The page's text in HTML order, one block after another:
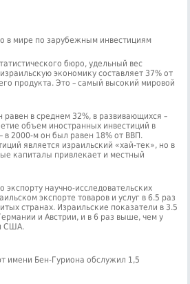
в мире по зарубежным инвестициям
бюро, удельный вес
экономику составляет 37% от
продукта. Это – самый высокий мировой
равен в среднем 32%, в развивающихся –
объем иностранных инвестиций в
в 2000-м он был равен 18% от ВВП.
является израильский «хай-тек», но в
капиталы привлекает и местный
экспорту научно-исследовательских
экспорте товаров и услуг в 6.5 раз
странах. Израильские показатели в 3.5
и Австрии, и в 6 раз выше, чем у
США.
имени Бен-Гуриона обслужил 1,5